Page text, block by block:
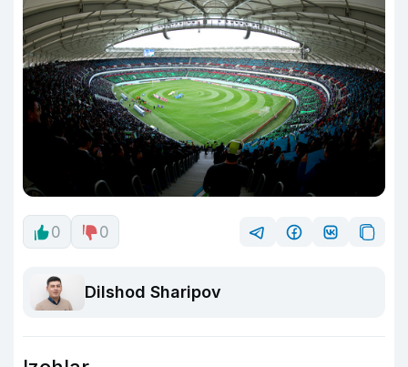
0 0
Dilshod Sharipov